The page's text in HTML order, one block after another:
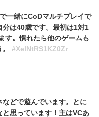
一緒にCoDマルチプレイで
分は40歳です。最初は1対1
す。慣れたら他のゲームも
#XelNtRS1KZ0Zr
どで遊んでいます。とに
と思っています！主はVCあ